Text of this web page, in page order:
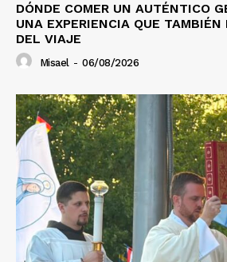
DÓNDE COMER UN AUTÉNTICO
UNA EXPERIENCIA QUE TAMBIÉN
DEL VIAJE
Misael - 06/08/2026